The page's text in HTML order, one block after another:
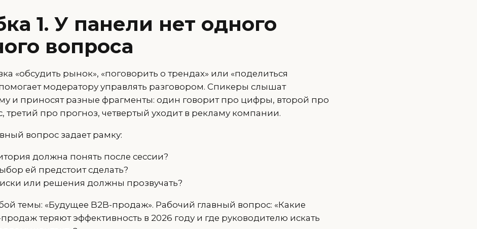
1. У панели нет одного
вопроса
«обсудить рынок», «поговорить о трендах» или «поделиться
модератору управлять разговором. Спикеры слышат
и приносят разные фрагменты: один говорит про цифры, второй про
третий про прогноз, четвертый уходит в рекламу компании.
вопрос задает рамку:
должна понять после сессии?
ей предстоит сделать?
или решения должны прозвучать?
темы: «Будущее B2B-продаж». Рабочий главный вопрос: «Какие
теряют эффективность в 2026 году и где руководителю искать